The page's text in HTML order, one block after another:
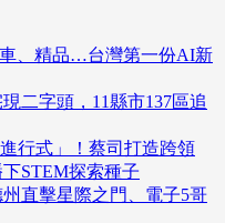
、精品…台灣第一份AI新
二字頭，11縣市137區追
進行式」！蔡司打造跨領
STEM探索種子
直擊星際之門、電子5哥